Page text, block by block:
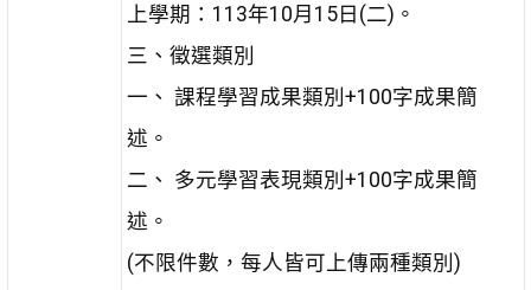
上學期：113年10月15日(二)。
三、徵選類別
一、 課程學習成果類別+100字成果簡
述。
二、 多元學習表現類別+100字成果簡
述。
(不限件數，每人皆可上傳兩種類別)